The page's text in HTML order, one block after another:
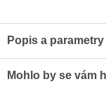
Popis a parametry
navrženou středovou
Mohlo by se vám